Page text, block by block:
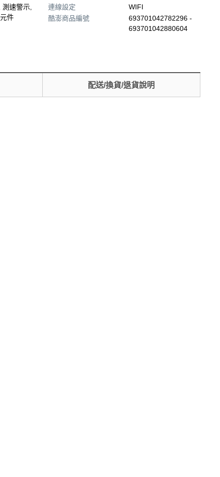
速警示,
件
連線設定
WIFI
酷澎商品編號
693701042782296 -
693701042880604
配送/換貨/退貨說明